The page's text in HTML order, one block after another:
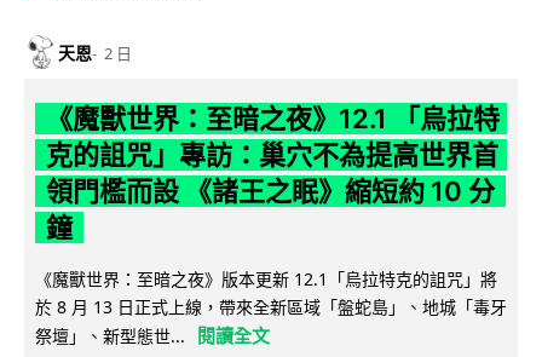
天恩 2 日
《魔獸世界：至暗之夜》12.1 「烏拉特
克的詛咒」專訪：巢穴不為提高世界首
領門檻而設 《諸王之眠》縮短約 10 分
鐘
《魔獸世界：至暗之夜》版本更新 12.1「烏拉特克的詛咒」將
於 8 月 13 日正式上線，帶來全新區域「盤蛇島」、地城「毒牙
祭壇」、新型態世...
閱讀全文